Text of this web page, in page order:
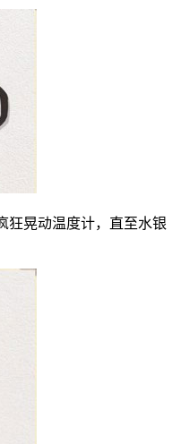
狂晃动温度计，直至水银